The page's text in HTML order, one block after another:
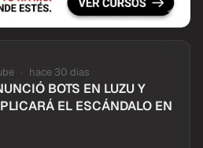
hace 30 dias
BOTS EN LUZU Y
EL ESCÁNDALO EN